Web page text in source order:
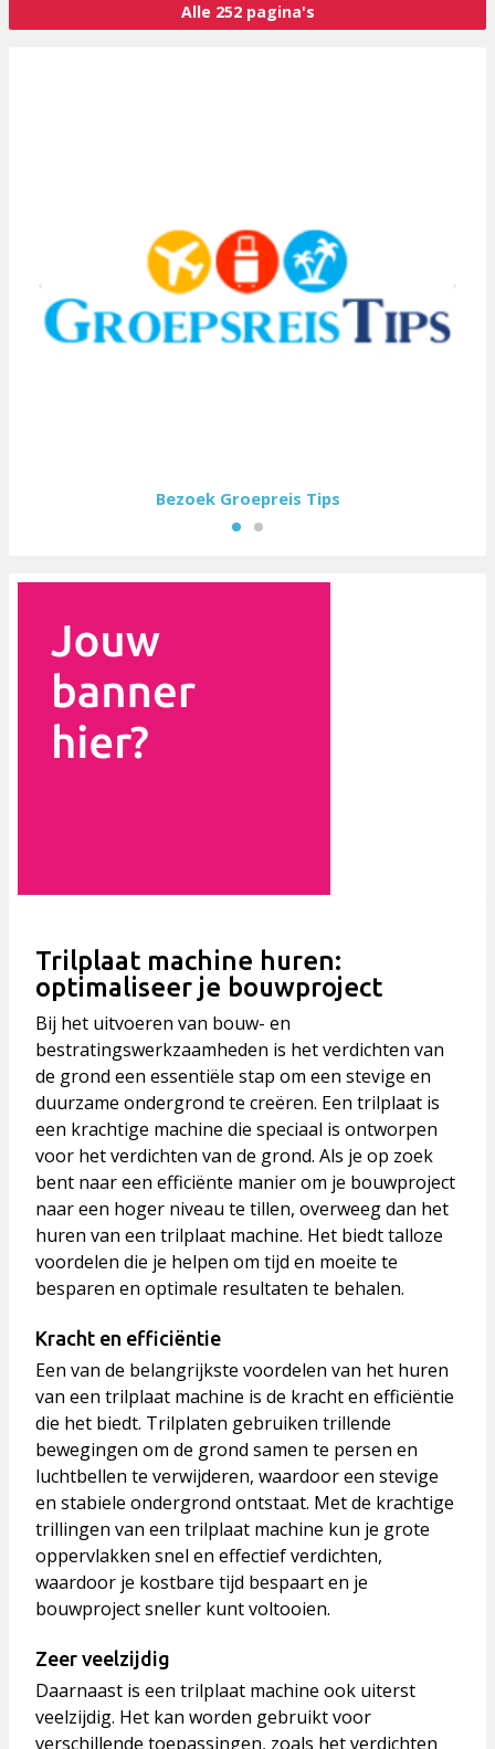
Alle 252 pagina's
M&M Webmedia
Trilplaat machine huren:
optimaliseer je bouwproject
Bij het uitvoeren van bouw- en
bestratingswerkzaamheden is het verdichten van
de grond een essentiële stap om een stevige en
duurzame ondergrond te creëren. Een trilplaat is
een krachtige machine die speciaal is ontworpen
voor het verdichten van de grond. Als je op zoek
bent naar een efficiënte manier om je bouwproject
naar een hoger niveau te tillen, overweeg dan het
huren van een trilplaat machine. Het biedt talloze
voordelen die je helpen om tijd en moeite te
besparen en optimale resultaten te behalen.
Kracht en efficiëntie
Een van de belangrijkste voordelen van het huren
van een trilplaat machine is de kracht en efficiëntie
die het biedt. Trilplaten gebruiken trillende
bewegingen om de grond samen te persen en
luchtbellen te verwijderen, waardoor een stevige
en stabiele ondergrond ontstaat. Met de krachtige
trillingen van een trilplaat machine kun je grote
oppervlakken snel en effectief verdichten,
waardoor je kostbare tijd bespaart en je
bouwproject sneller kunt voltooien.
Zeer veelzijdig
Daarnaast is een trilplaat machine ook uiterst
veelzijdig. Het kan worden gebruikt voor
verschillende toepassingen, zoals het verdichten